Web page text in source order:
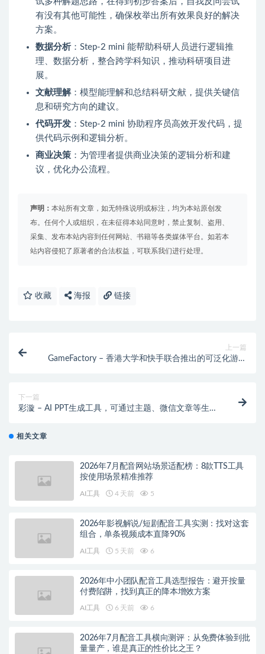
有没有其他可能性，确保枚举出所有效果良好的解决
方案。
数据分析 ：Step-2 mini 能帮助科研人员进行逻辑推
理、数据分析，整合跨学科知识，推动科研项目进
展。
文献理解：模型能理解和总结科研文献，提供关键信
息和研究方向的建议。
代码开发 ：Step-2 mini 协助程序员高效开发代码，提
供代码示例和逻辑分析。
商业决策 ：为管理者提供商业决策的逻辑分析和建
议，优化办公流程。
声明： 本站所有文章，如无特殊说明或标注，均为本站原创发
布。任何个人或组织，在未征得本站同意时，禁止复制、盗用、
采集、发布本站内容到任何网站、书籍等各类媒体平台。如若本
站内容侵犯了原著者的合法权益，可联系我们进行处理。
收藏 海报 链接
上一篇
GameFactory – 香港大学和快手联合推出的可泛化游戏
下一篇
彩漩 – AI PPT生成工具，可通过主题、微信文章等生成
相关文章
2026年7月配音网站场景适配榜：8款TTS工具
按使用场景精准推荐
AI工具 4 天前 5
2026年影视解说/短剧配音工具实测：找对这套
组合，单条视频成本直降90%
AI工具 5 天前 6
2026年中小团队配音工具选型报告：避开按量
付费陷阱，找到真正的降本增效方案
AI工具 6 天前 6
2026年7月配音工具横向测评：从免费体验到批
量量产，谁是真正的性价比之王？